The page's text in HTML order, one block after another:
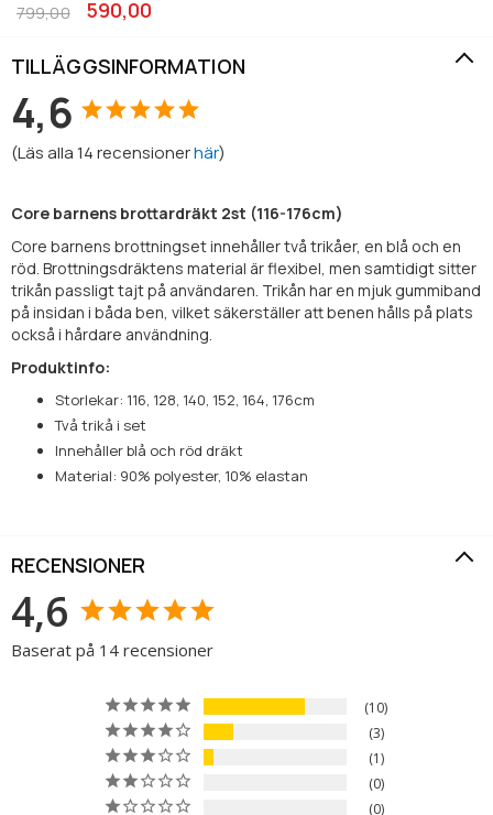
590,00
799,00
TILLÄGGSINFORMATION
4,6
(Läs alla14recensionerhär)
Core barnens brottardräkt 2st (116-176cm)
Core barnens brottningset innehåller två trikåer, en blå och en
röd. Brottningsdräktens material är flexibel, men samtidigt sitter
trikån passligt tajt på användaren. Trikån har en mjuk gummiband
på insidan i båda ben, vilket säkerställer att benen hålls på plats
också i hårdare användning.
Produktinfo:
Storlekar: 116, 128, 140, 152, 164, 176cm
Två trikå i set
Innehåller blå och röd dräkt
Material: 90% polyester, 10% elastan
RECENSIONER
4,6
Baserat på 14 recensioner
10
3
1
0
0